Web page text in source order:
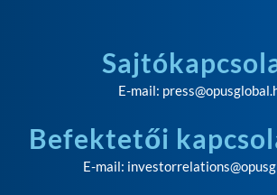
E-mail:
Befektetői
E-mail: